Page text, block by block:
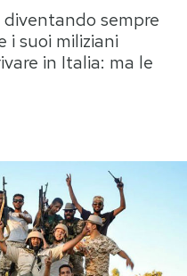
Storie/Idee
Ok Boomer!
Media
sempre
i suoi miliziani
in Italia: ma le